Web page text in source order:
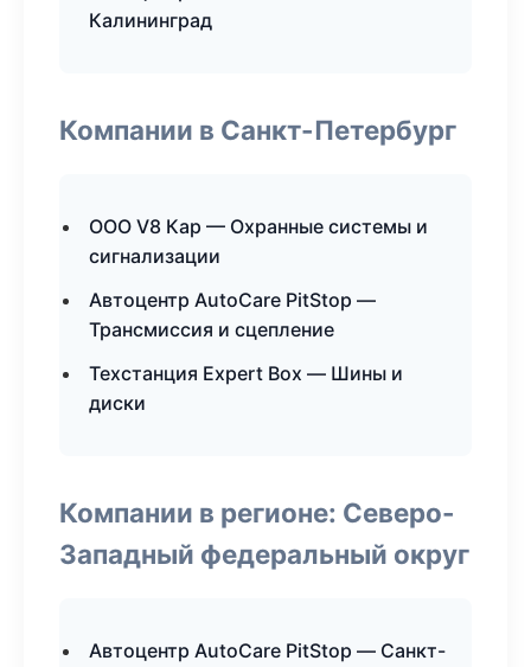
Калининград
Компании в Санкт-Петербург
ООО V8 Кар — Охранные системы и
сигнализации
Автоцентр AutoCare PitStop —
Трансмиссия и сцепление
Техстанция Expert Box — Шины и
диски
Компании в регионе: Северо-
Западный федеральный округ
Автоцентр AutoCare PitStop — Санкт-